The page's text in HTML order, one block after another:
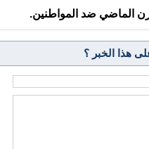
الماضي ضد المواطنين.
هذا الخبر ؟